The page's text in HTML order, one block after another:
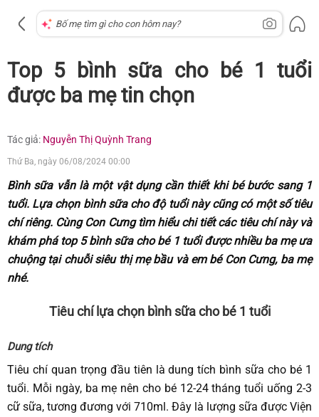
Top 5 bình sữa cho bé 1 tuổi
được ba mẹ tin chọn
Tác giả: Nguyễn Thị Quỳnh Trang
Thứ Ba, ngày 06/08/2024 00:00
Bình sữa vẫn là một vật dụng cần thiết khi bé bước sang 1
tuổi. Lựa chọn bình sữa cho độ tuổi này cũng có một số tiêu
chí riêng. Cùng Con Cưng tìm hiểu chi tiết các tiêu chí này và
khám phá top 5 bình sữa cho bé 1 tuổi được nhiều ba mẹ ưa
chuộng tại chuỗi siêu thị mẹ bầu và em bé Con Cưng, ba mẹ
nhé.
Tiêu chí lựa chọn bình sữa cho bé 1 tuổi
Dung tích
Tiêu chí quan trọng đầu tiên là dung tích bình sữa cho bé 1
tuổi. Mỗi ngày, ba mẹ nên cho bé 12-24 tháng tuổi uống 2-3
cữ sữa, tương đương với 710ml. Đây là lượng sữa được Viện